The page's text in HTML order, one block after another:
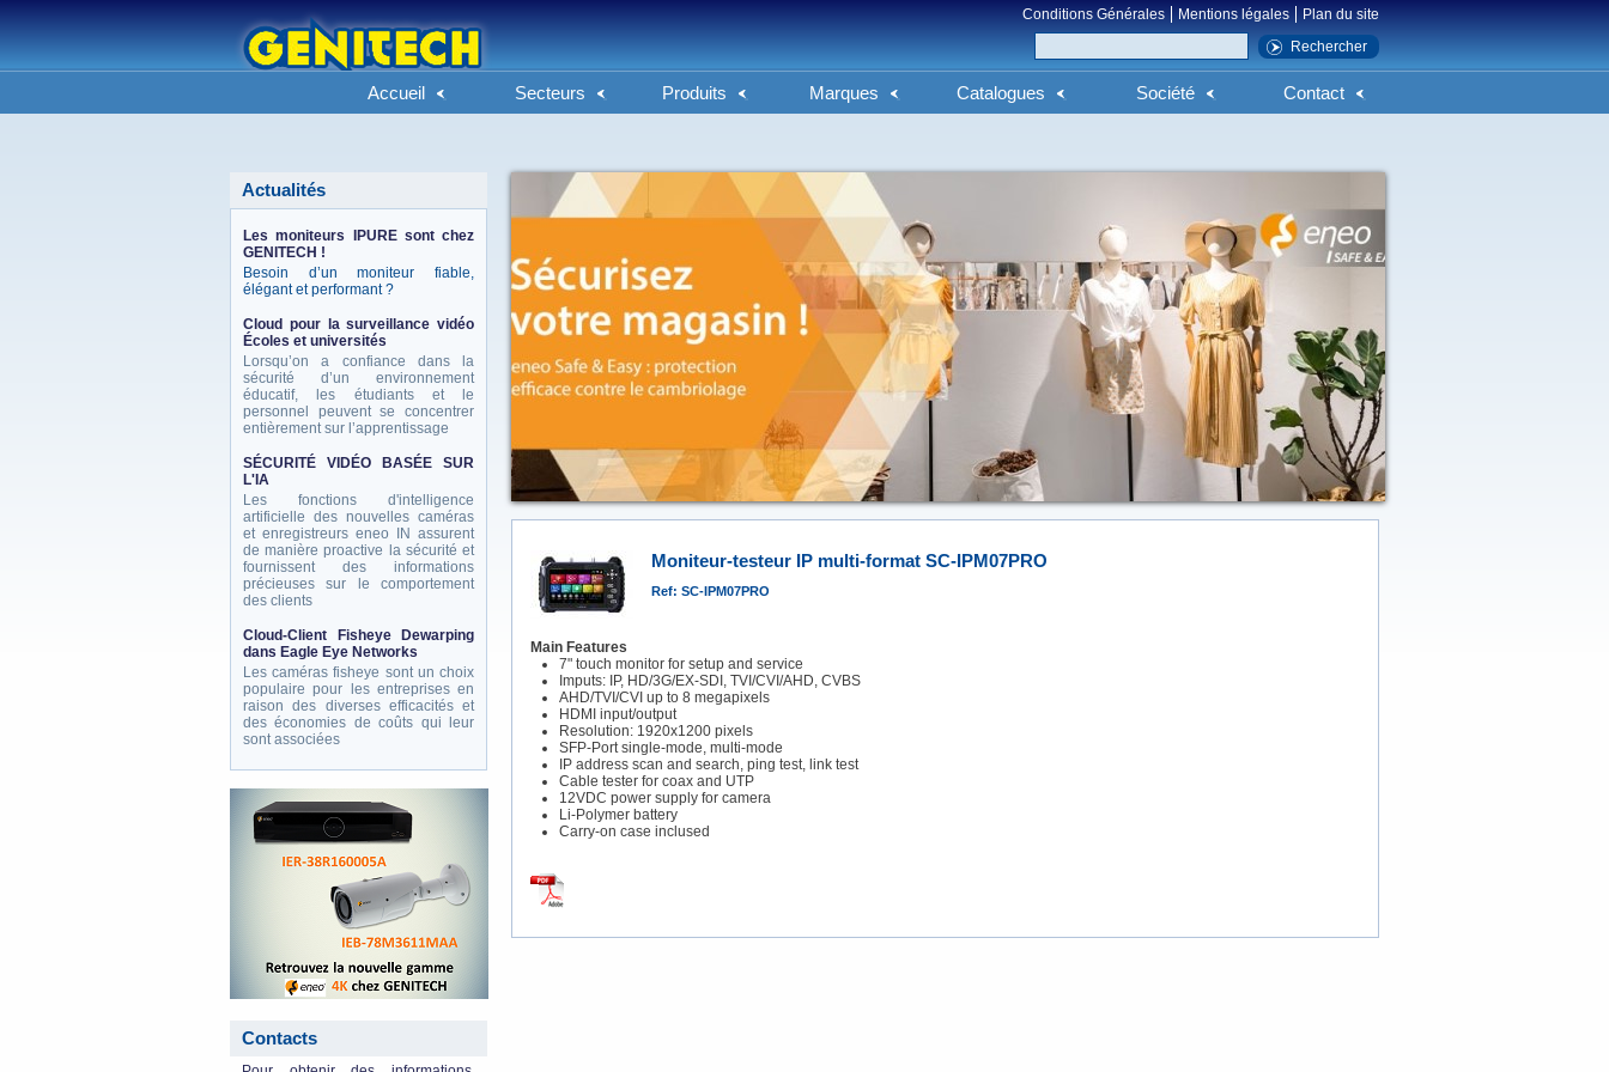
Conditions Générales Mentions légales Plan du site
Accueil Secteurs Produits Marques Catalogues Société Contact
Actualités
Les moniteurs IPURE sont chez
GENITECH !
Besoin d’un moniteur fiable,
élégant et performant ?
Cloud pour la surveillance vidéo
Écoles et universités
Lorsqu’on a confiance dans la
sécurité d’un environnement
éducatif, les étudiants et le
personnel peuvent se concentrer
entièrement sur l’apprentissage
SÉCURITÉ VIDÉO BASÉE SUR
L'IA
Les fonctions d'intelligence
artificielle des nouvelles caméras
et enregistreurs eneo IN assurent
de manière proactive la sécurité et
fournissent des informations
précieuses sur le comportement
des clients
Cloud-Client Fisheye Dewarping
dans Eagle Eye Networks
Les caméras fisheye sont un choix
populaire pour les entreprises en
raison des diverses efficacités et
des économies de coûts qui leur
sont associées
Contacts
Moniteur-testeur IP multi-format SC-IPM07PRO
Ref: SC-IPM07PRO
Main Features
7" touch monitor for setup and service
Imputs: IP, HD/3G/EX-SDI, TVI/CVI/AHD, CVBS
AHD/TVI/CVI up to 8 megapixels
HDMI input/output
Resolution: 1920x1200 pixels
SFP-Port single-mode, multi-mode
IP address scan and search, ping test, link test
Cable tester for coax and UTP
12VDC power supply for camera
Li-Polymer battery
Carry-on case inclused